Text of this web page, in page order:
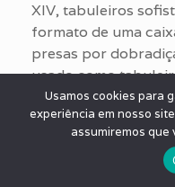
XIV, tabuleiros
formato de uma
presas por
usado como
tabuleiro de trilha e
servia como
Usamos cookies para
experiência em nosso
assumiremos